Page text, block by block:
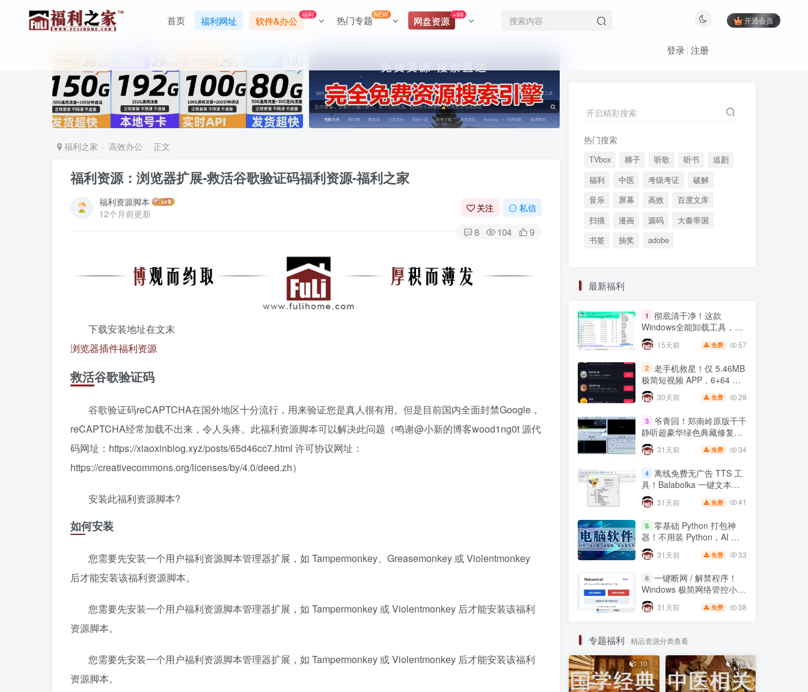
首页 福利网址 软件&办公
福利 热门专题NEW
网盘资源
+99
开通会员
登录 注册
福利之家 高效办公 正文
福利资源：浏览器扩展-救活谷歌验证码福利资源-福利之家
福利资源脚本
12个月前更新
关注 私信
8 104 9
下载安装地址在文末
浏览器插件福利资源
救活谷歌验证码
谷歌验证码reCAPTCHA在国外地区十分流行，用来验证您是真人很有用。但是目前国内全面封禁Google，
reCAPTCHA经常加载不出来，令人头疼。此福利资源脚本可以解决此问题（鸣谢@小新的博客wood1ng0t 源代
码网址：https://xiaoxinblog.xyz/posts/65d46cc7.html 许可协议网址：
https://creativecommons.org/licenses/by/4.0/deed.zh）
安装此福利资源脚本?
如何安装
您需要先安装一个用户福利资源脚本管理器扩展，如 Tampermonkey、Greasemonkey 或 Violentmonkey
后才能安装该福利资源脚本。
您需要先安装一个用户福利资源脚本管理器扩展，如 Tampermonkey 或 Violentmonkey 后才能安装该福利
资源脚本。
您需要先安装一个用户福利资源脚本管理器扩展，如 Tampermonkey 或 Violentmonkey 后才能安装该福利
资源脚本。
开启精彩搜索
热门搜索
TVbox 梯子 听歌 听书
追剧
福利
中医 考级考证
破解
音乐
屏幕 高效
百度文库
扫描
漫画 源码
大秦帝国
书签
抽奖 adobe
最新福利
1
彻底清干净！这款
Windows全能卸载工具，注
册表残留一键根除
15天前 免费 57
2 老手机救星！仅 5.46MB
极简短视频 APP，6+64 小
米 8 实测丝滑不卡顿
30天前 免费 28
3 爷青回！郑南岭原版千千
静听超豪华绿色典藏修复
版，无损音质拉满🔥
31天前 免费 34
4 离线免费无广告 TTS 工
具！Balabolka 一键文本转
语音，自媒体配音神器
31天前 免费 41
5 零基础 Python 打包神
器！不用装 Python，AI 全
自动一键打包 EXE🔥
31天前 免费 33
6 一键断网 / 解禁程序！
Windows 极简网络管控小工
具，右键直接锁联网🔥
31天前 免费 38
专题福利 精品资源分类查看
10 10
承接建站周边相关业务
热门搜索
TVbox 梯子 听歌 听书
福利
中医 考级考证
1 彻底清干净！这款
Windows全能卸载工具，注
册表残留一键根除
15天前 免费 57
2 老手机救星！仅 5.46MB
极简短视频 APP，6+64 小
米 8 实测丝滑不卡顿
30天前 免费 28
3
爷青回！郑南岭原版千千
静听超豪华绿色典藏修复
版，无损音质拉满🔥
31天前 免费 34
4 离线免费无广告 TTS 工
具！Balabolka 一键文本转
语音，自媒体配音神器
31天前 免费 41
5
零基础 Python 打包神
器！不用装 Python，AI 全
自动一键打包 EXE🔥
31天前 免费 33
一键断网 / 解禁程序！
Windows 极简网络管控小工
具，右键直接锁联网🔥
31天前 免费 38